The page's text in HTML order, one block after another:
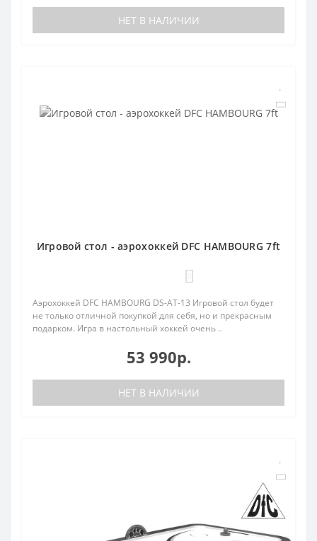
НЕТ В НАЛИЧИИ
Игровой стол - аэрохоккей DFC HAMBOURG 7ft
Аэрохоккей DFC HAMBOURG DS-AT-13 Игровой стол будет
не только отличной покупкой для себя, но и прекрасным
подарком. Игра в настольный хоккей очень ..
53 990р.
НЕТ В НАЛИЧИИ